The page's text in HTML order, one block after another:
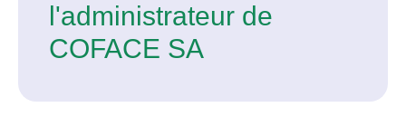
l'administrateur de
COFACE SA